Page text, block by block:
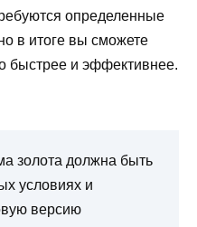
определенные
в итоге вы сможете
быстрее и эффективнее.
золота должна быть
условиях и
версию